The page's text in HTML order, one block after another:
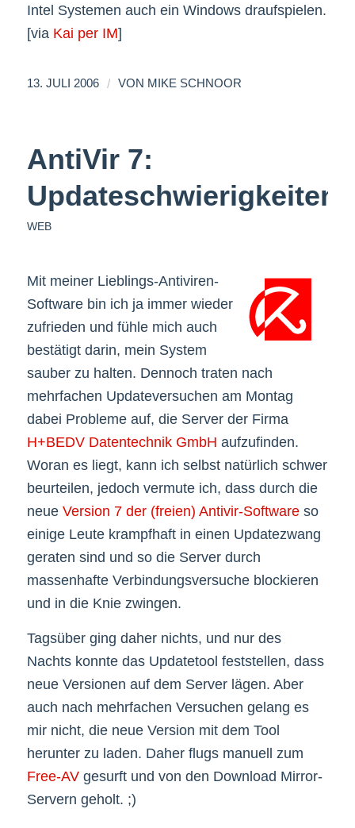
Intel Systemen auch ein Windows draufspielen.
[via Kai per IM]
13. JULI 2006 / VON MIKE SCHNOOR
AntiVir 7:
Updateschwierigkeiten
WEB
Mit meiner Lieblings-Antiviren-
Software bin ich ja immer wieder
zufrieden und fühle mich auch
bestätigt darin, mein System
sauber zu halten. Dennoch traten nach
mehrfachen Updateversuchen am Montag
dabei Probleme auf, die Server der Firma
H+BEDV Datentechnik GmbH aufzufinden.
Woran es liegt, kann ich selbst natürlich schwer
beurteilen, jedoch vermute ich, dass durch die
neue Version 7 der (freien) Antivir-Softwareso
einige Leute krampfhaft in einen Updatezwang
geraten sind und so die Server durch
massenhafte Verbindungsversuche blockieren
und in die Knie zwingen.
Tagsüber ging daher nichts, und nur des
Nachts konnte das Updatetool feststellen, dass
neue Versionen auf dem Server lägen. Aber
auch nach mehrfachen Versuchen gelang es
mir nicht, die neue Version mit dem Tool
herunter zu laden. Daher flugs manuell zum
Free-AVgesurft und von den Download Mirror-
Servern geholt. ;)